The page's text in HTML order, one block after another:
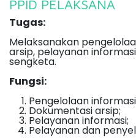
PPID PELAKSANA
Tugas:
Melaksanakan
arsip, pelayanan
sengketa.
Fungsi:
Pengelolaan
Dokumentasi arsip;
Pelayanan informasi;
Pelayanan dan